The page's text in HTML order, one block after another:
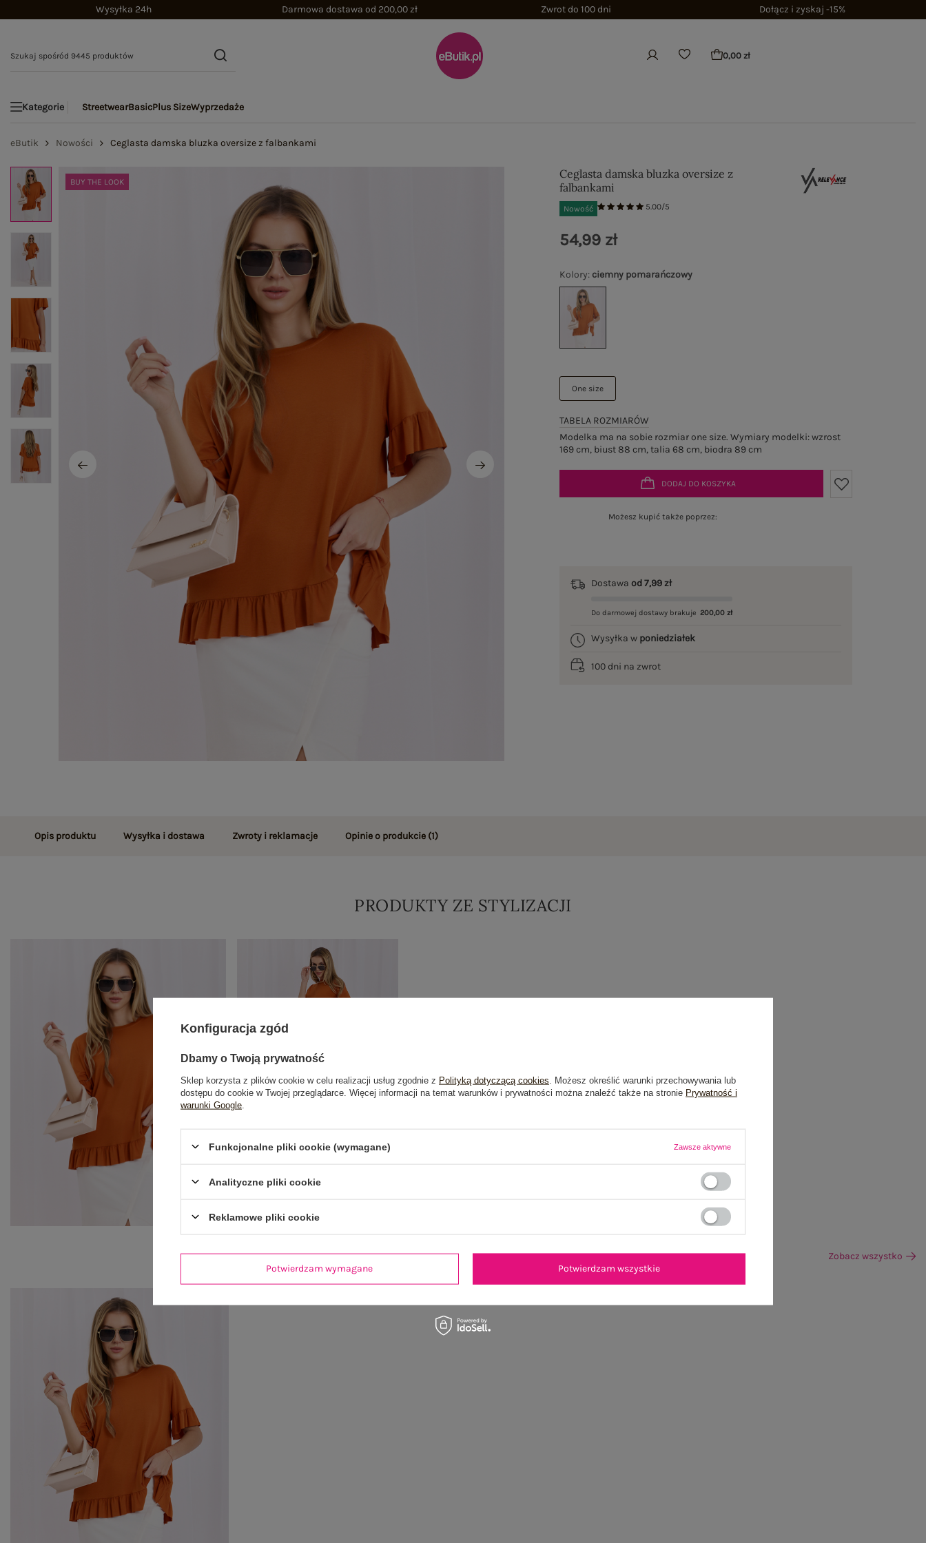
Wysyłka 24h Darmowa dostawa od 200,00 zł Zwrot do 100 dni Dołącz i zyskaj -15%
0,00 zł
Kategorie StreetwearBasicPlus SizeWyprzedaże
eButik Nowości Ceglasta damska bluzka oversize z falbankami
BUY THE LOOK
Ceglasta damska bluzka oversize z
falbankami
Nowość 5.00/5
Kolory: ciemny pomarańczowy
One size
TABELA ROZMIARÓW
Modelka ma na sobie rozmiar one size. Wymiary modelki: wzrost
169 cm, biust 88 cm, talia 68 cm, biodra 89 cm
54,99 zł
DODAJ DO KOSZYKA
Możesz kupić także poprzez:
Dostawaod 7,99 zł
Do darmowej dostawy brakuje 200,00 zł
Wysyłka w poniedziałek
100 dni na zwrot
Opis produktu Wysyłka i dostawa Zwroty i reklamacje Opinie o produkcie (1)
PRODUKTY ZE STYLIZACJI
64,99 zł
OSTATNIO OGLĄDANE Zobacz wszystko
Konfiguracja zgód
Dbamy o Twoją prywatność
Sklep korzysta z plików cookie w celu realizacji usług zgodnie z Polityką dotyczącą cookies . Możesz określić warunki przechowywania lub
dostępu do cookie w Twojej przeglądarce. Więcej informacji na temat warunków i prywatności można znaleźć także na stronie Prywatność i
warunki Google
Funkcjonalne pliki cookie (wymagane) Zawsze aktywne
Analityczne pliki cookie
Reklamowe pliki cookie
Potwierdzam wymagane Potwierdzam wszystkie